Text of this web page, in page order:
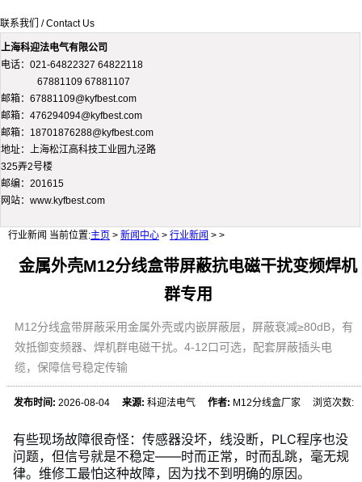
联系我们 / Contact Us
上海科迎法电气有限公司
电话：021-64822327 64822118
67881109 67881107
邮箱：67881109@kyfbest.com
邮箱：476294094@kyfbest.com
邮箱：18701876288@kyfbest.com
地址：上海松江高科技工业园九泾路
325弄2号楼
邮编：201615
网站：www.kyfbest.com
行业新闻 当前位置:主页 > 新闻中心 > 行业新闻 > >
金属外壳M12分线盒带屏蔽抗电磁干扰变频焊机
群专用
M12分线盒带屏蔽采用金属外壳或内嵌屏蔽层，屏蔽衰减≥80dB，有
效抵御变频器、焊机群电磁干扰。4-12口可选，配套屏蔽插头电
缆，保障信号稳定传输
发布时间: 2026-08-04来源: 科迎法电气作者: M12分线盒厂家 浏览次数:
有些现场故障很奇怪：传感器没坏，线没断，PLC程序也没
问题，但信号就是不稳定——时而正常，时而乱跳，毫无规
律。维修工最怕这种故障，因为找不到明确的原因。